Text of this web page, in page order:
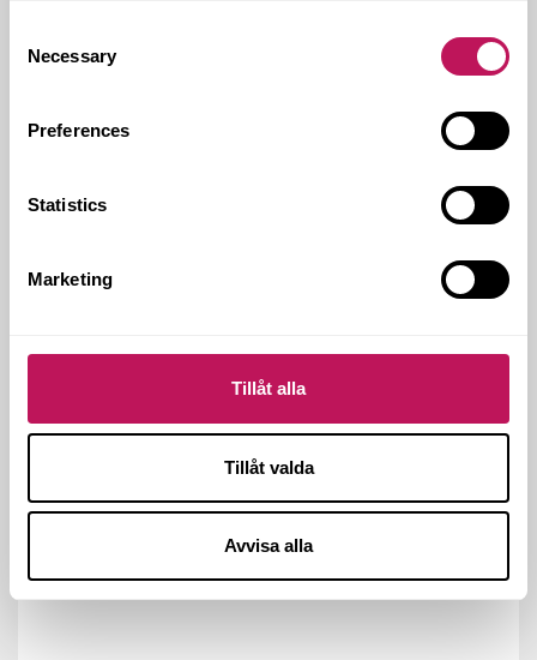
Selection
Necessary
Preferences
Statistics
Marketing
Tillåt alla
Tillåt valda
Avvisa alla
installationsledning och KaPBL
Genomförandeform:
Genomförandetid:
Arkitekt: